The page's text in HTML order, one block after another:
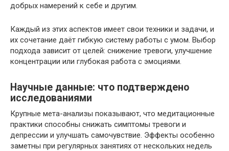
добрых намерений к себе и другим.
Каждый из этих аспектов имеет свои техники и задачи, и
их сочетание даёт гибкую систему работы с умом. Выбор
подхода зависит от целей: снижение тревоги, улучшение
концентрации или глубокая работа с эмоциями.
Научные данные: что подтверждено
исследованиями
Крупные мета-анализы показывают, что медитационные
практики способны снижать симптомы тревоги и
депрессии и улучшать самочувствие. Эффекты особенно
заметны при регулярных занятиях от нескольких недель